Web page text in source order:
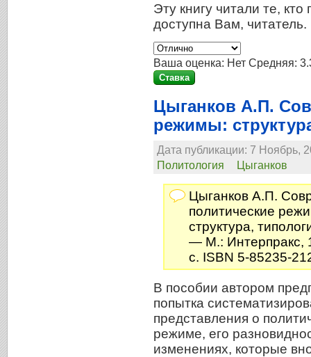
Эту книгу читали те,
доступна Вам, читатель.
Ваша оценка: Нет Средняя:
Цыганков А.П.
режимы:
Дата публикации: 7 Ноябрь,
Политология
Цыганков
Цыганков А.П.
политические
структура,
— М.: Интерпракс,
с. ISBN 5-85235-
В пособии автором
попытка
представления о
режиме, его
изменениях, которые